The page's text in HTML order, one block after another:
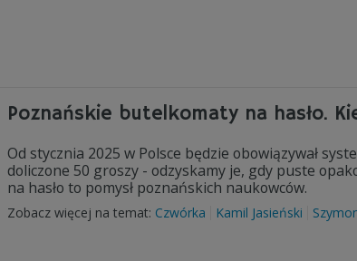
Poznańskie butelkomaty na hasło.
Od stycznia 2025 w Polsce będzie obowiązywał
doliczone 50 groszy - odzyskamy je, gdy puste
na hasło to pomysł poznańskich naukowców.
Zobacz więcej na temat: Czwórka Kamil Jasieński